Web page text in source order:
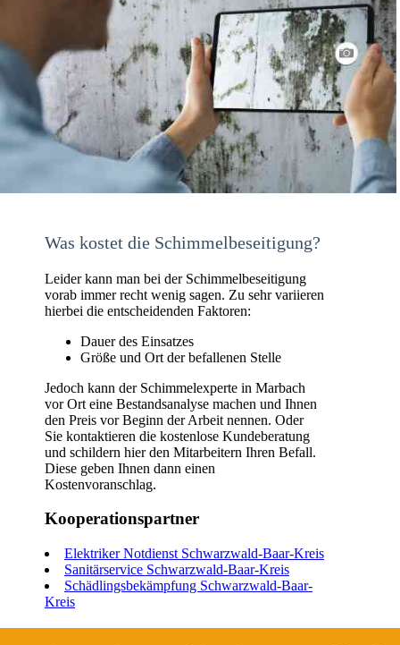
Was kostet die Schimmelbeseitigung?
Leider kann man bei der Schimmelbeseitigung
vorab immer recht wenig sagen. Zu sehr variieren
hierbei die entscheidenden Faktoren:
Dauer des Einsatzes
Größe und Ort der befallenen Stelle
Jedoch kann der Schimmelexperte in Marbach
vor Ort eine Bestandsanalyse machen und Ihnen
den Preis vor Beginn der Arbeit nennen. Oder
Sie kontaktieren die kostenlose Kundeberatung
und schildern hier den Mitarbeitern Ihren Befall.
Diese geben Ihnen dann einen
Kostenvoranschlag.
Kooperationspartner
Elektriker Notdienst Schwarzwald-Baar-Kreis
Sanitärservice Schwarzwald-Baar-Kreis
Schädlingsbekämpfung Schwarzwald-Baar-
Kreis